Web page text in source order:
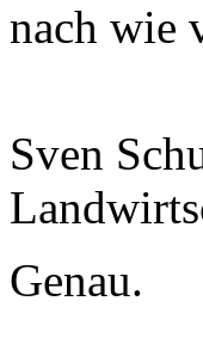
nach wie
Sven
Genau.